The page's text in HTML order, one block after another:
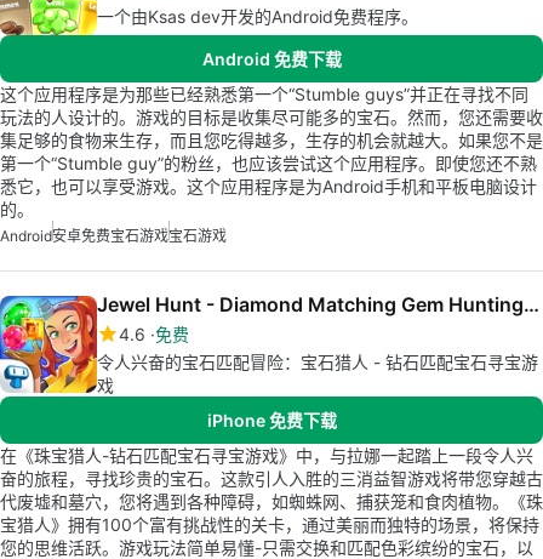
一个由Ksas dev开发的Android免费程序。
Android 免费下载
这个应用程序是为那些已经熟悉第一个“Stumble guys”并正在寻找不同
玩法的人设计的。游戏的目标是收集尽可能多的宝石。然而，您还需要收
集足够的食物来生存，而且您吃得越多，生存的机会就越大。如果您不是
第一个“Stumble guy”的粉丝，也应该尝试这个应用程序。即使您还不熟
悉它，也可以享受游戏。这个应用程序是为Android手机和平板电脑设计
的。
Android安卓免费宝石游戏宝石游戏
Jewel Hunt - Diamond Matching Gem Hunting Game
4.6 免费
令人兴奋的宝石匹配冒险：宝石猎人 - 钻石匹配宝石寻宝游
戏
iPhone 免费下载
在《珠宝猎人-钻石匹配宝石寻宝游戏》中，与拉娜一起踏上一段令人兴
奋的旅程，寻找珍贵的宝石。这款引人入胜的三消益智游戏将带您穿越古
代废墟和墓穴，您将遇到各种障碍，如蜘蛛网、捕获笼和食肉植物。《珠
宝猎人》拥有100个富有挑战性的关卡，通过美丽而独特的场景，将保持
您的思维活跃。游戏玩法简单易懂-只需交换和匹配色彩缤纷的宝石，以